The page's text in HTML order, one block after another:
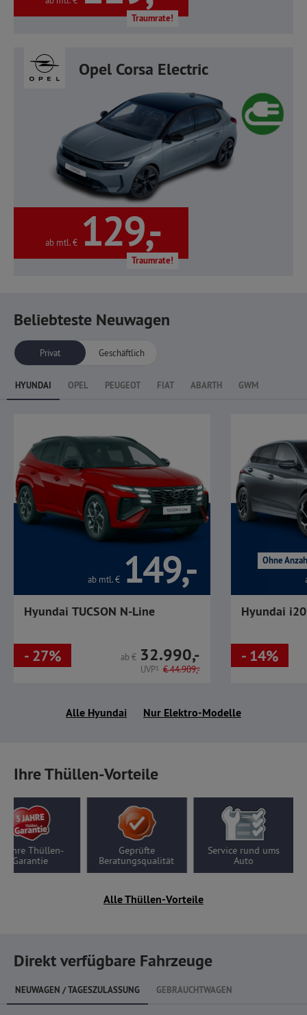
Traumrate!
Opel Corsa Electric
ab mtl. € 129,-
Traumrate!
Beliebteste Neuwagen
Privat Geschäftlich
HYUNDAI OPEL PEUGEOT FIAT ABARTH GWM
ab mtl. € 149,-
Hyundai TUCSON N-Line
- 27% ab € 32.990,-
UVP1 €44.909,-
Ohne
Hyundai i20
- 14%
Alle Hyundai Nur Elektro-Modelle
Ihre Thüllen-Vorteile
Jahre Thüllen-
Garantie
Geprüfte
Beratungsqualität
Service rund ums
Auto
Alle Thüllen-Vorteile
Direkt verfügbare Fahrzeuge
NEUWAGEN / TAGESZULASSUNG GEBRAUCHTWAGEN